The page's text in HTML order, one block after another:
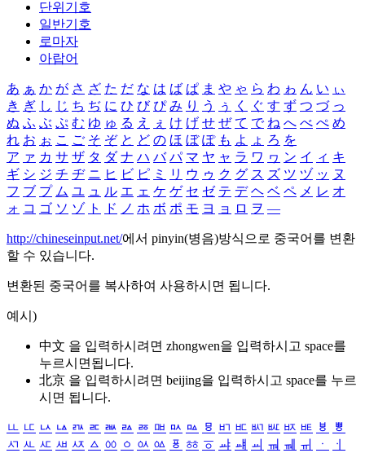
단위기호
일반기호
로마자
아랍어
あ ぁ か が さ ざ た だ な は ば ぱ ま や ゃ ら わ ゎ ん い ぃ
き ぎ し じ ち ぢ に ひ び ぴ み り う ぅ く ぐ す ず つ づ っ
ぬ ふ ぶ ぷ む ゆ ゅ る え ぇ け げ せ ぜ て で ね へ べ ぺ め
れ お ぉ こ ご そ ぞ と ど の ほ ぼ ぽ も よ ょ ろ を
ア ァ カ サ ザ タ ダ ナ ハ バ パ マ ヤ ャ ラ ワ ヮ ン イ ィ キ
ギ シ ジ チ ヂ ニ ヒ ビ ピ ミ リ ウ ゥ ク グ ス ズ ツ ヅ ッ ヌ
フ ブ プ ム ユ ュ ル エ ェ ケ ゲ セ ゼ テ デ ヘ ベ ペ メ レ オ
ォ コ ゴ ソ ゾ ト ド ノ ホ ボ ポ モ ヨ ョ ロ ヲ ―
http://chineseinput.net/에서 pinyin(병음)방식으로 중국어를 변환
할 수 있습니다.
변환된 중국어를 복사하여 사용하시면 됩니다.
예시)
中文 을 입력하시려면 zhongwen을 입력하시고 space를
누르시면됩니다.
北京 을 입력하시려면 beijing을 입력하시고 space를 누르
시면 됩니다.
ㅥ ㅦ ㅧ ㅨ ㅩ ㅪ ㅫ ㅬ ㅭ ㅮ ㅯ ㅰ ㅱ ㅲ ㅳ ㅴ ㅵ ㅶ ㅷ ㅸ
ㅹ
ㅺ ㅻ ㅼ ㅽ ㅾ ㅿ ㆀ ㆁ ㆂ ㆃ ㆄ ㆅ ㆆ ㆇ ㆈ ㆉ ㆊ ㆋ ㆌ ㆍ
ㆎ